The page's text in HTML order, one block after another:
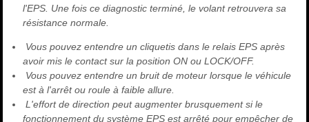
l'EPS. Une fois ce diagnostic terminé, le volant retrouvera sa
résistance normale.
Vous pouvez entendre un cliquetis dans le relais EPS après
avoir mis le contact sur la position ON ou LOCK/OFF.
Vous pouvez entendre un bruit de moteur lorsque le véhicule
est à l'arrêt ou roule à faible allure.
L'effort de direction peut augmenter brusquement si le
fonctionnement du système EPS est arrêté pour empêcher de